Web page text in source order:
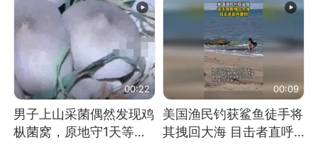
00:22
男子上山采菌偶然发现鸡
枞菌窝，原地守1天等它
00:09
美国渔民钓获鲨鱼徒手将
其拽回大海 目击者直呼